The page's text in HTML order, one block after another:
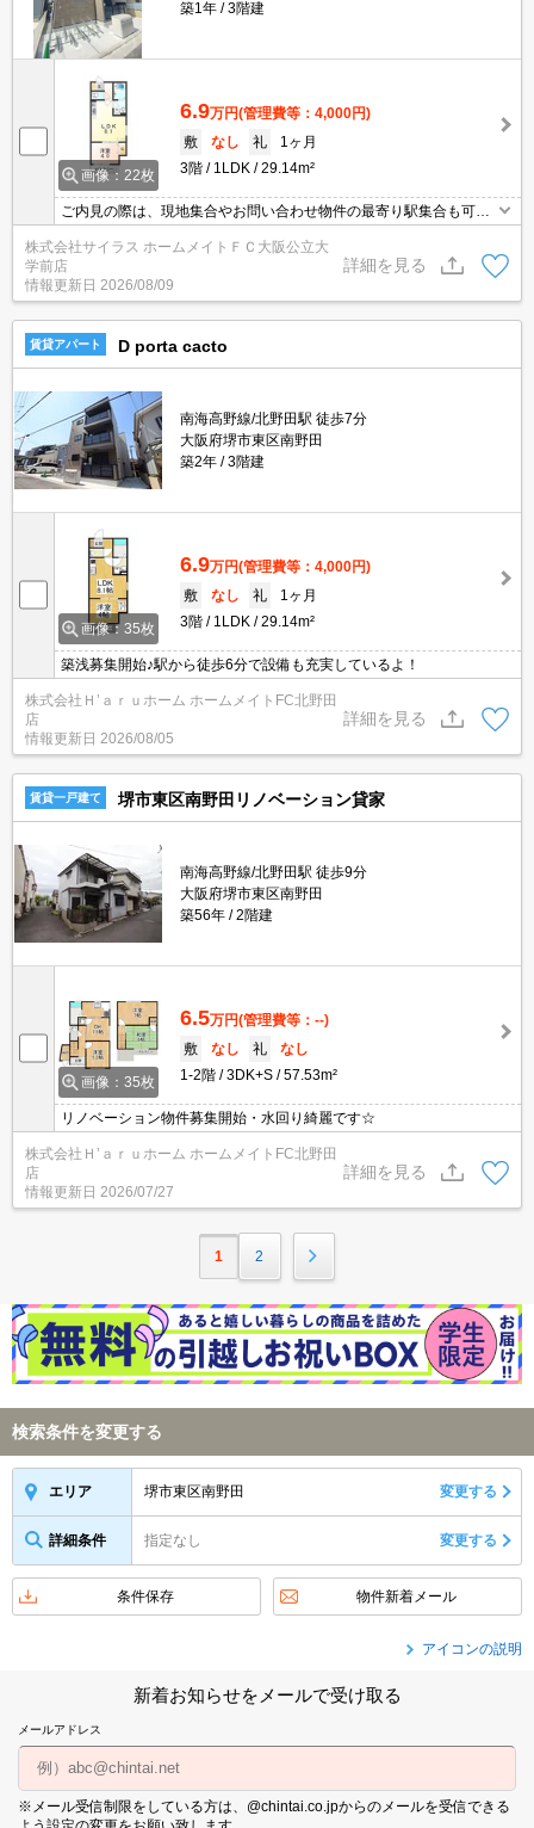
築1年 3階建
画像：22枚
6.9万円(管理費等：4,000円)
敷
なし 礼
1ヶ月
3階
1LDK 29.14m²
ご内見の際は、現地集合やお問い合わせ物件の最寄り駅集合も可能
です♪初期費用のご予算が心配な方は、当店ではクレジット決済が可
能ですのでご安心してお部屋探し頂けますよ♪
株式会社サイラス ホームメイトＦＣ大阪公立大
学前店
情報更新日 2026/08/09
詳細を見る
賃貸アパート D porta cacto
南海高野線/北野田駅 徒歩7分
大阪府堺市東区南野田
築2年
3階建
画像：35枚
6.9万円(管理費等：4,000円)
敷
なし 礼
1ヶ月
3階
1LDK 29.14m²
築浅募集開始♪駅から徒歩6分で設備も充実しているよ！
株式会社Ｈ’ａｒｕホーム ホームメイトFC北野田
店
情報更新日 2026/08/05
詳細を見る
賃貸一戸建て 堺市東区南野田リノベーション貸家
南海高野線/北野田駅 徒歩9分
大阪府堺市東区南野田
築56年
2階建
画像：35枚
6.5万円(管理費等：--)
敷
なし 礼
なし
1-2階
3DK+S 57.53m²
リノベーション物件募集開始・水回り綺麗です☆
株式会社Ｈ’ａｒｕホーム ホームメイトFC北野田
店
情報更新日 2026/07/27
詳細を見る
1 2
検索条件を変更する
エリア 堺市東区南野田 変更する
詳細条件 指定なし 変更する
条件保存 物件新着メール
アイコンの説明
新着お知らせをメールで受け取る
メールアドレス
※メール受信制限をしている方は、@chintai.co.jpからのメールを受信できる